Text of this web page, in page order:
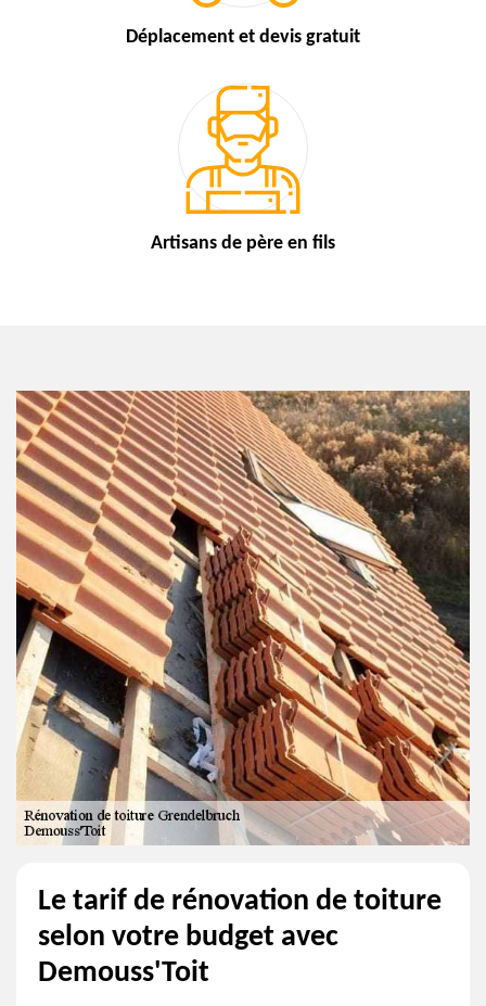
Déplacement et devis gratuit
Artisans de père en fils
Le tarif de rénovation de toiture
selon votre budget avec
Demouss'Toit